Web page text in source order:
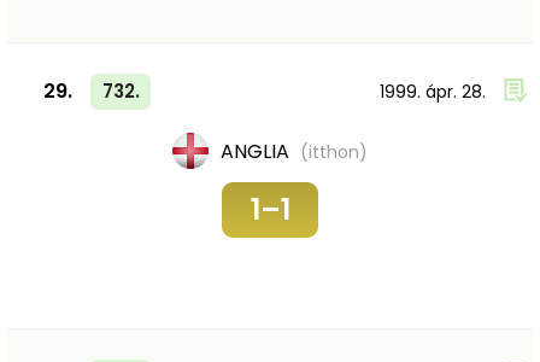
29. 732. 1999. ápr. 28.
ANGLIA (itthon)
1–1